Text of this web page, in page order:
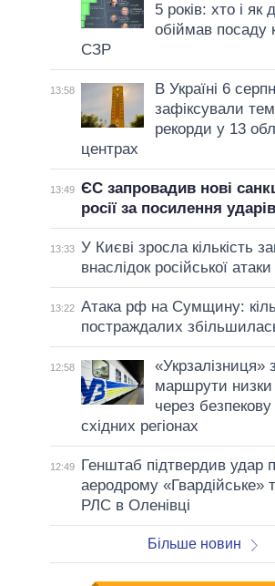
5 років: хто і як
обіймав посаду
СЗР
13:58
В Україні 6
зафіксували
рекорди у 13
центрах
13:49 ЄС запровадив нові
росії за посилення
13:33 У Києві зросла кількість
внаслідок російської
13:22 Атака рф на Сумщину:
постраждалих
12:58
«Укрзалізниця»
маршрути низки
через
східних регіонах
12:49
Генштаб підтвердив удар
аеродрому «Гвардійське»
РЛС в Оленівці
Більше новин